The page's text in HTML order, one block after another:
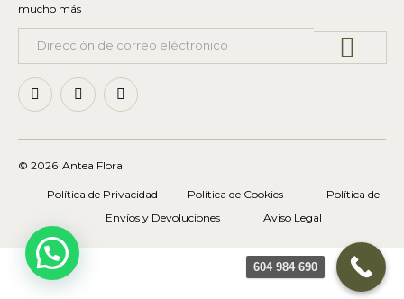
mucho más
© 2026 Antea Flora
Política de Privacidad Política de Cookies
Política de
Envíos y Devoluciones
Aviso Legal
604 984 690